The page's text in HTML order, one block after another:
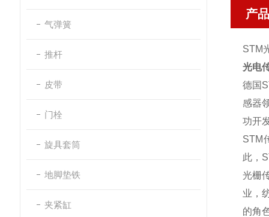
气弹簧
推杆
皮带
门栓
旋具套筒
地脚垫铁
夹紧缸
产
STM
光电
德国
感器
功开
STM
此，
光栅
业，
的角